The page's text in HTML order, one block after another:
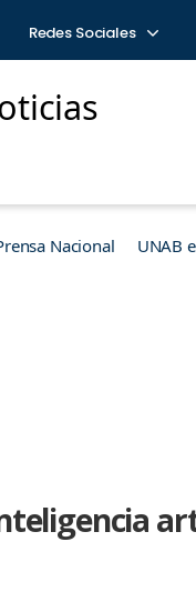
Redes Sociales
Nacional UNAB